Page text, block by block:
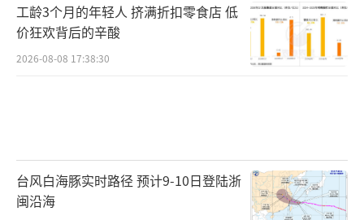
工龄3个月的年轻人 挤满折扣零食店 低
价狂欢背后的辛酸
2026-08-08 17:38:30
台风白海豚实时路径 预计9-10日登陆浙
闽沿海